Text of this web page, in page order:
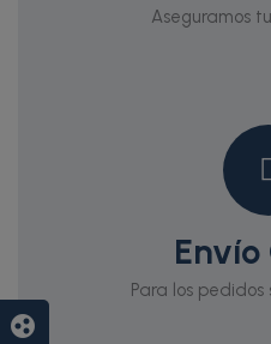
Aseguramos
Para los pedidos
group_work